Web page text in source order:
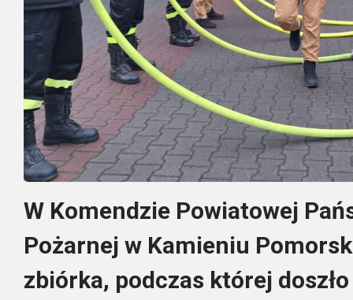
W Komendzie Powiatowej
Pożarnej w Kamieniu
zbiórka, podczas której